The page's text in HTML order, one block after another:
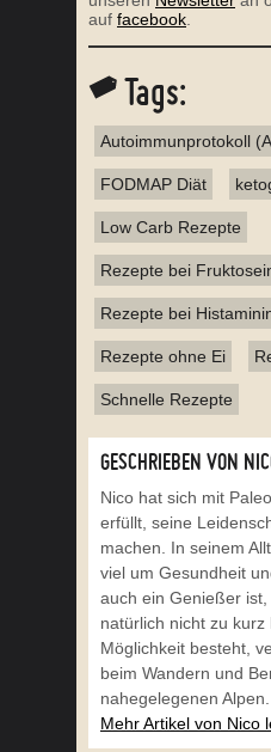
auf facebook
Tags:
Autoimmunprotokoll
FODMAP Diät
Low Carb Rezepte
Rezepte bei
Rezepte bei
Rezepte ohne Ei
Schnelle Rezepte
GESCHRIEBEN VON
Nico hat sich mit
erfüllt, seine
machen. In seinem
viel um Gesundheit
auch ein Genießer
natürlich nicht zu
Möglichkeit besteht,
beim Wandern und
nahegelegenen Alpen.
Mehr Artikel von Nico